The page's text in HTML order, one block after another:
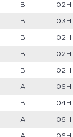
B 02H
B 03H
B 02H
B 02H
B 02H
A 06H
B 04H
A 06H